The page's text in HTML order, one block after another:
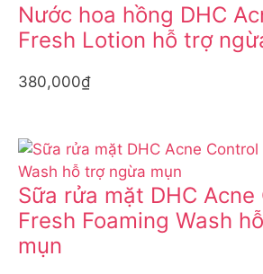
Nước hoa hồng DHC
Fresh Lotion hỗ trợ
380,000₫
Sữa rửa mặt DHC Acne
Fresh Foaming Wash
mụn